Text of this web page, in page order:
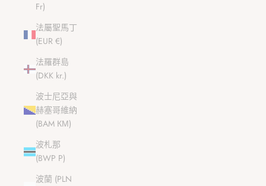
Fr)
法屬聖馬丁
(EUR €)
法羅群島
(DKK kr.)
波士尼亞與
赫塞哥維納
(BAM КМ)
波札那
(BWP P)
波蘭 (PLN